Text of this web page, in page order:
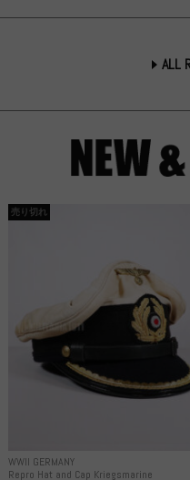
ALL
WWII GERMANY
Repro Hat and Cap Kriegsmarine
売り切れ